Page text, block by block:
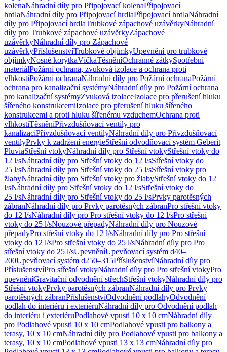
kolenaNáhradní díly pro Připojovací kolenaPřipojovací
hrdlaNáhradní díly pro Připojovací hrdlaPřipojovací hrdlaNáhradní
díly pro Připojovací hrdlaTrubkové zápachové uzávěrkyNáhradní
díly pro Trubkové zápachové uzávěrkyZápachové
uzávěrkyNáhradní díly pro Zápachové
uzávěrkyPříslušenstvíTrubkové objímkyUpevnění pro trubkové
objímkyNosné korýtkaVíčkaTěsněníOchranné zátkySpotřební
materiálPožární ochrana, zvuková izolace a ochrana proti
vlhkostiPožární ochranaNáhradní díly pro Požární ochranaPožární
ochrana pro kanalizační systémyNáhradní díly pro Požární ochrana
pro kanalizační systémyZvuková izolaceIzolace pro přerušení hluku
šířeného konstrukcemiIzolace pro přerušení hluku šířeného
konstrukcemi a proti hluku šířenému vzduchemOchrana proti
vlhkostiTěsněníPřivzdušňovací ventily pro
kanalizaciPřivzdušňovací ventilyNáhradní díly pro Přivzdušňovací
ventilyPrvky k zadržení energieStřešní odvodňovací systém Geberit
PluviaStřešní vtokyNáhradní díly pro Střešní vtokyStřešní vtoky do
12 l/sNáhradní díly pro Střešní vtoky do 12 l/sStřešní vtoky do
25 l/sNáhradní díly pro Střešní vtoky do 25 l/sStřešní vtoky pro
žlabyNáhradní díly pro Střešní vtoky pro žlabyStřešní vtoky do 12
l/sNáhradní díly pro Střešní vtoky do 12 l/sStřešní vtoky do
25 l/sNáhradní díly pro Střešní vtoky do 25 l/sPrvky parotěsných
zábranNáhradní díly pro Prvky parotěsných zábranPro střešní vtoky
do 12 l/sNáhradní díly pro Pro střešní vtoky do 12 l/sPro střešní
vtoky do 25 l/sNouzové přepadyNáhradní díly pro Nouzové
přepadyPro střešní vtoky do 12 l/sNáhradní díly pro Pro střešní
vtoky do 12 l/sPro střešní vtoky do 25 l/sNáhradní díly pro Pro
střešní vtoky do 25 l/sUpevněníUpevňovací systém d40–
200Upevňovací systém d250–315PříslušenstvíNáhradní díly pro
PříslušenstvíPro střešní vtokyNáhradní díly pro Pro střešní vtokyPro
upevněníGravitační odvodnění střechStřešní vtokyNáhradní díly pro
Střešní vtokyPrvky parotěsných zábranNáhradní díly pro Prvky
parotěsných zábranPříslušenstvíOdvodnění podlahyOdvodnění
podlah do interiéru i exteriéruNáhradní díly pro Odvodnění podlah
do interiéru i exteriéruPodlahové vpusti 10 x 10 cmNáhradní díly
pro Podlahové vpusti 10 x 10 cmPodlahové vpusti pro balkony a
terasy, 10 x 10 cmNáhradní díly pro Podlahové vpusti pro balkony a
terasy, 10 x 10 cmPodlahové vpusti 13 x 13 cmNáhradní díly pro